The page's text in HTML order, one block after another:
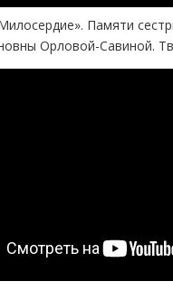
Памяти
Орловой-Савиной.